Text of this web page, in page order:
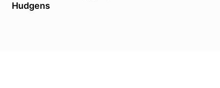
Hudgens